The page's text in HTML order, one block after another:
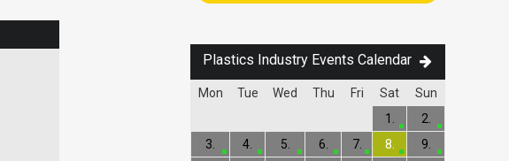
Plastics Industry Events Calendar
Mon Tue Wed Thu Fri Sat Sun
1.
2.
3.
4. 5. 6. 7. 8.
9.